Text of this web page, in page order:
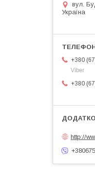
вул.
Україна
+380
Viber
+380
http://